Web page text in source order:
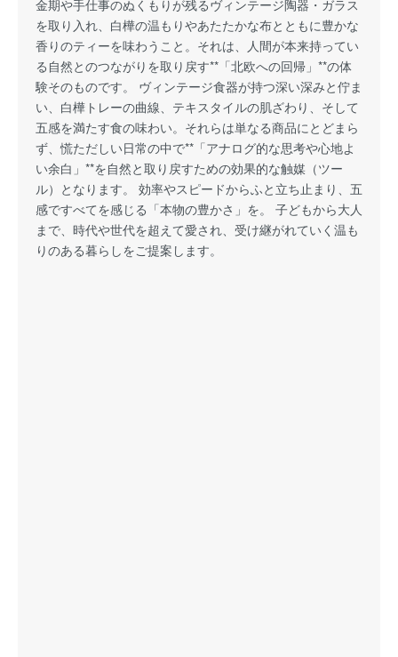
金期や手仕事のぬくもりが残るヴィンテージ陶器・ガラス
を取り入れ、白樺の温もりやあたたかな布とともに豊かな
香りのティーを味わうこと。それは、人間が本来持ってい
る自然とのつながりを取り戻す**「北欧への回帰」**の体
験そのものです。 ヴィンテージ食器が持つ深い深みと佇ま
い、白樺トレーの曲線、テキスタイルの肌ざわり、そして
五感を満たす食の味わい。それらは単なる商品にとどまら
ず、慌ただしい日常の中で**「アナログ的な思考や心地よ
い余白」**を自然と取り戻すための効果的な触媒（ツー
ル）となります。 効率やスピードからふと立ち止まり、五
感ですべてを感じる「本物の豊かさ」を。 子どもから大人
まで、時代や世代を超えて愛され、受け継がれていく温も
りのある暮らしをご提案します。